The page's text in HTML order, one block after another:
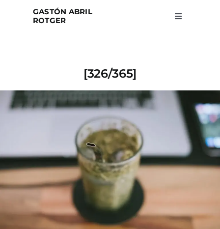
GASTÓN ABRIL
ROTGER
Toggle
Blog
Search
[326/365]